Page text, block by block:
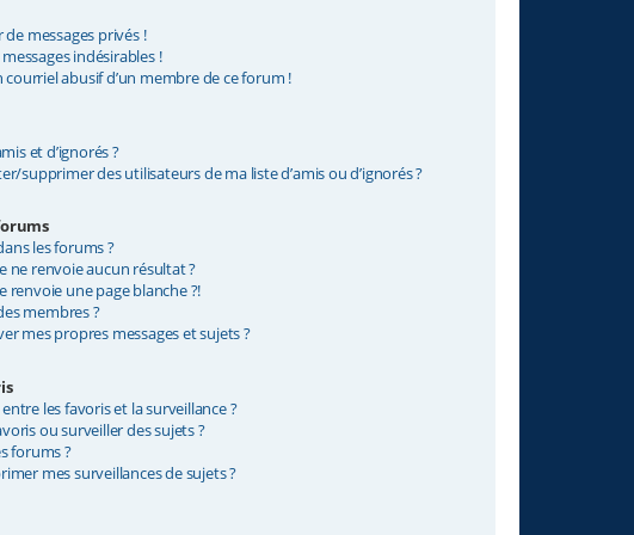
de messages privés !
indésirables !
courriel abusif d’un membre de ce forum !
et d’ignorés ?
supprimer des utilisateurs de ma liste d’amis ou d’ignorés ?
les forums ?
ne renvoie aucun résultat ?
renvoie une page blanche ?!
membres ?
mes propres messages et sujets ?
les favoris et la surveillance ?
ou surveiller des sujets ?
forums ?
mes surveillances de sujets ?